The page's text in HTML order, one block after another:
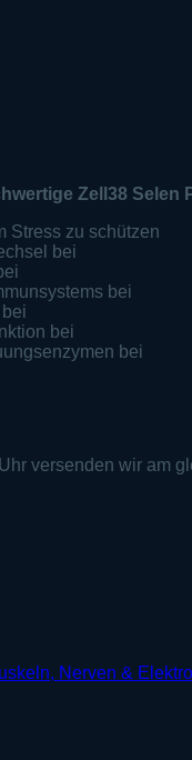
Zell38 Selen
Stress zu schützen
bei
bei
bei
bei
versenden wir am
Nerven &